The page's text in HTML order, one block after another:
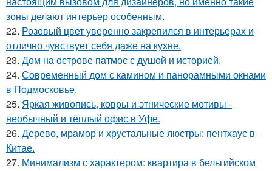
зоны делают интерьер особенным.
22. Розовый цвет уверенно закрепился в интерьерах и
отлично чувствует себя даже на кухне.
23. Дом на острове патмос с душой и историей.
24. Современный дом с камином и панорамными окнами
в Подмосковье.
25. Яркая живопись, ковры и этнические мотивы -
необычный и тёплый офис в Уфе.
26. Дерево, мрамор и хрустальные люстры: пентхаус в
Китае.
27. Минимализм с характером: квартира в бельгийском